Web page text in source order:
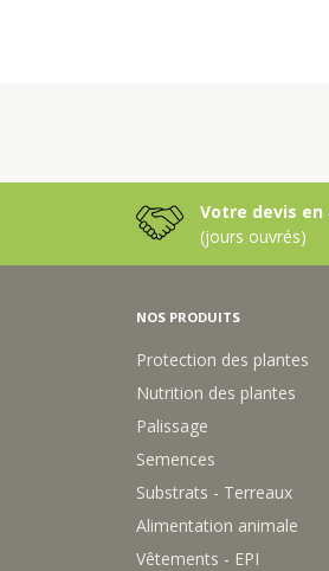
Votre devis en
(jours ouvrés)
NOS PRODUITS
Protection des plantes
Nutrition des plantes
Palissage
Semences
Substrats - Terreaux
Alimentation animale
Vêtements - EPI